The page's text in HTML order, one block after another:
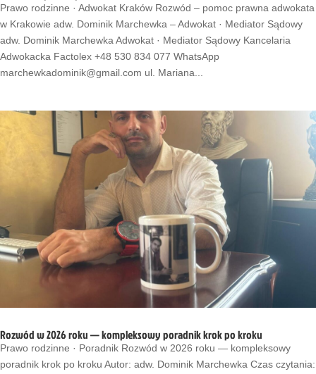
Prawo rodzinne · Adwokat Kraków Rozwód – pomoc prawna adwokata
w Krakowie adw. Dominik Marchewka – Adwokat · Mediator Sądowy
adw. Dominik Marchewka Adwokat · Mediator Sądowy Kancelaria
Adwokacka Factolex +48 530 834 077 WhatsApp
marchewkadominik@gmail.com ul. Mariana...
Rozwód w 2026 roku — kompleksowy poradnik krok po kroku
Prawo rodzinne · Poradnik Rozwód w 2026 roku — kompleksowy
poradnik krok po kroku Autor: adw. Dominik Marchewka Czas czytania: